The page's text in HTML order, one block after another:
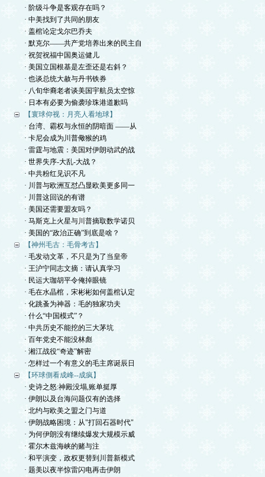
· 阶级斗争是客观存在吗？
· 中美找到了共同的朋友
· 盖棺论定戈尔巴乔夫
· 默克尔——共产党培养出来的民主自
· 祝贺祝福中国奥运健儿
· 美国立国根基是左歪还是右斜？
· 也谈总统大赦与丹书铁券
· 八旬华裔老者谈美国宇航员太空惊
· 日本有必要为偷袭珍珠港道歉吗
【寰球仰视：月亮人看地球】
· 台湾、霸权与永恒的阴暗面 ——从
· 卡尼会成为川普儆猴的鸡
· 雷霆与地震：美国对伊朗动武的战
· 世界失序-大乱-大战？
· 中共粉红见识不凡
· 川普与欧洲互怼凸显欧美更多同一
· 川普这回说的有谱
· 美国还需要盟友吗？
· 马斯克上火星与川普摘取数学诺贝
· 美国的“政治正确”到底是啥？
【神州毛古：毛骨考古】
· 毛发动文革，不只是为了当皇帝
· 王沪宁同志文摘：请认真学习
· 民运大珈胡平令俺掉眼镜
· 毛在水晶棺，宋彬彬如何盖棺认定
· 化跳蚤为神器：毛的独家功夫
· 什么“中国模式”？
· 中共历史不能挖的三大茅坑
· 百年党史不能没林彪
· 湘江战役“奇迹”解密
· 怎样过一个有意义的毛主席诞辰日
【环球側看成峰--成疯】
· 史诗之怒:神殿没塌,账单挺厚
· 伊朗以及台海问题仅有的选择
· 北约与欧美之盟之门与道
· 伊朗战略困境：从"打回石器时代"
· 为何伊朗没有继续爆发大规模示威
· 霍尔木兹海峡的赌与注
· 和平演变，政权更替到川普新模式
· 题美以夜半惊雷闪电再击伊朗